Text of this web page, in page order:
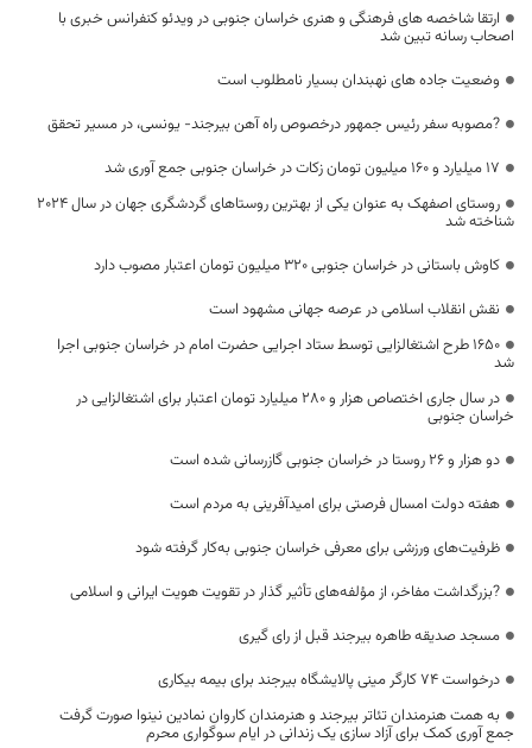
ارتقا شاخصه های فرهنگی و هنری خراسان جنوبی در ویدئو کنفرانس خبری با
اصحاب رسانه تبین شد
وضعیت جاده های نهبندان بسیار نامطلوب است
?مصوبه سفر رئیس جمهور درخصوص راه آهن بیرجند- یونسی، در مسیر تحقق
۱۷ میلیارد و ۱۶۰ میلیون تومان زکات در خراسان جنوبی جمع آوری شد
روستای اصفهک به عنوان یکی از بهترین روستاهای گردشگری جهان در سال ۲۰۲۴
شناخته شد
کاوش باستانی در خراسان جنوبی ۳۲۰ میلیون تومان اعتبار مصوب دارد
نقش انقلاب اسلامی در عرصه جهانی مشهود است
1650 طرح اشتغالزایی توسط ستاد اجرایی حضرت امام در خراسان جنوبی اجرا
شد
در سال جاری اختصاص هزار و ۲۸۰ میلیارد تومان اعتبار برای اشتغالزایی در
خراسان جنوبی
دو هزار و ۲۶ روستا در خراسان جنوبی گازرسانی شده است
هفته دولت امسال فرصتی برای امیدآفرینی به مردم است
ظرفیت‌های ورزشی برای معرفی خراسان جنوبی به‌کار گرفته شود
?بزرگداشت مفاخر، از مؤلفه‌های تأثیر گذار در تقویت هویت ایرانی و اسلامی
مسجد صدیقه طاهره بیرجند قبل از رای گیری
درخواست ۷۴ کارگر مینی پالایشگاه بیرجند برای بیمه بیکاری
به همت هنرمندان تئاتر بیرجند و هنرمندان کاروان نمادین نینوا صورت گرفت
جمع آوری کمک برای آزاد سازی یک زندانی در ایام سوگواری محرم